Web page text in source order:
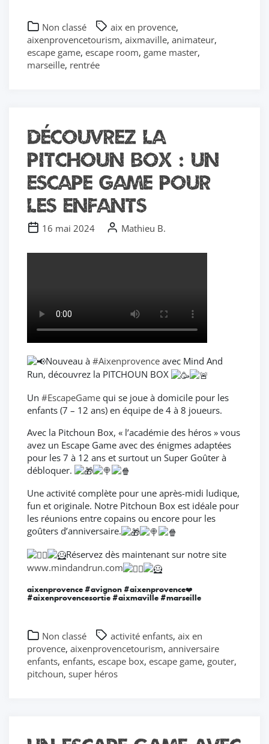
Non classé aix en provence,
aixenprovencetourism, aixmaville, animateur,
escape game, escape room, game master,
marseille, rentrée
Découvrez la
Pitchoun Box : un
escape game pour
les enfants
16 mai 2024 Mathieu B.
Nouveau à #Aixenprovence avec Mind And
Run, découvrez la PITCHOUN BOX
Un #EscapeGame qui se joue à domicile pour les
enfants (7 – 12 ans) en équipe de 4 à 8 joueurs.
Avec la Pitchoun Box, « l’académie des héros » vous
avez un Escape Game avec des énigmes adaptées
pour les 7 à 12 ans et surtout un Super Goûter à
débloquer.
Une activité complète pour une après-midi ludique,
fun et originale. Notre Pitchoun Box est idéale pour
les réunions entre copains ou encore pour les
goûters d’anniversaire.
Réservez dès maintenant sur notre site
www.mindandrun.com
aixenprovence #avignon #aixenprovence❤️
#aixenprovencesortie #aixmaville #marseille
Non classé activité enfants, aix en
provence, aixenprovencetourism, anniversaire
enfants, enfants, escape box, escape game, gouter,
pitchoun, super héros